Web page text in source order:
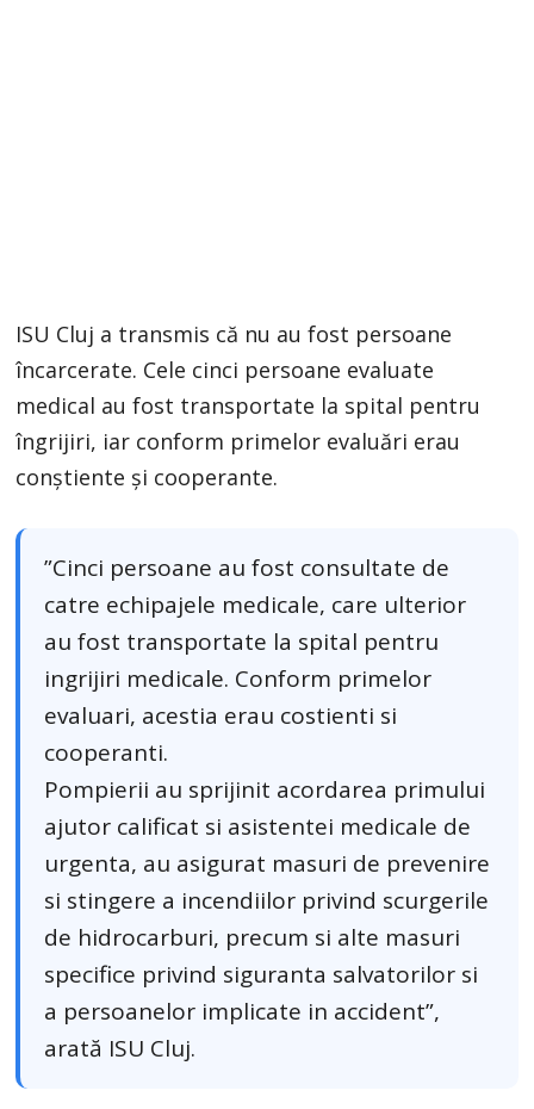
ISU Cluj a transmis că nu au fost persoane
încarcerate. Cele cinci persoane evaluate
medical au fost transportate la spital pentru
îngrijiri, iar conform primelor evaluări erau
conștiente și cooperante.
”Cinci persoane au fost consultate de
catre echipajele medicale, care ulterior
au fost transportate la spital pentru
ingrijiri medicale. Conform primelor
evaluari, acestia erau costienti si
cooperanti.
Pompierii au sprijinit acordarea primului
ajutor calificat si asistentei medicale de
urgenta, au asigurat masuri de prevenire
si stingere a incendiilor privind scurgerile
de hidrocarburi, precum si alte masuri
specifice privind siguranta salvatorilor si
a persoanelor implicate in accident”,
arată ISU Cluj.